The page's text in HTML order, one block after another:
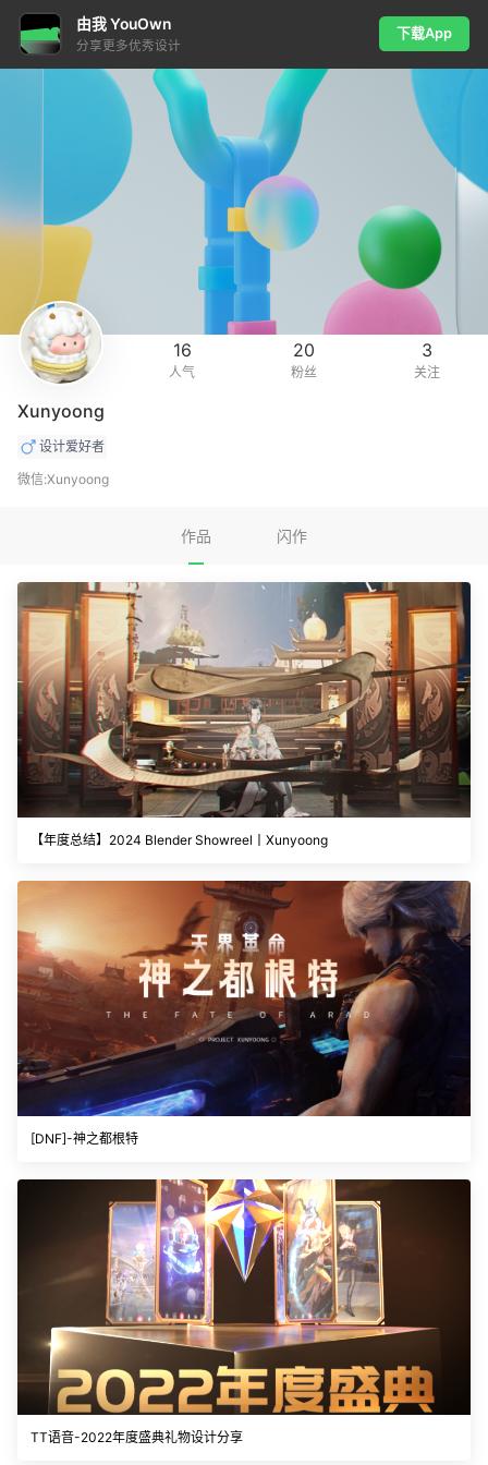
由我 YouOwn
分享更多优秀设计
下载App
16
人气
20
粉丝
3
关注
Xunyoong
设计爱好者
微信:Xunyoong
作品 闪作
【年度总结】2024 Blender Showreel丨Xunyoong
[DNF]-神之都根特
TT语音-2022年度盛典礼物设计分享